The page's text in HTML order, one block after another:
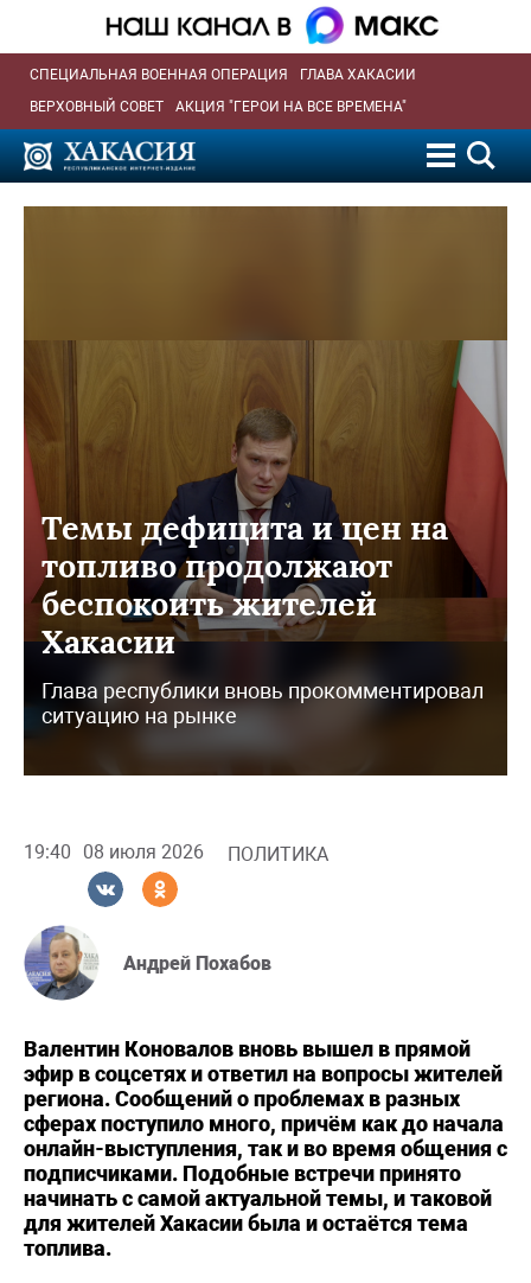
СПЕЦИАЛЬНАЯ ВОЕННАЯ ОПЕРАЦИЯ
ГЛАВА ХАКАСИИ
ВЕРХОВНЫЙ СОВЕТ
АКЦИЯ "ГЕРОИ НА ВСЕ ВРЕМЕНА"
Темы дефицита и цен на
топливо продолжают
беспокоить жителей
Хакасии
Глава республики вновь прокомментировал
ситуацию на рынке
19:40 08 июля 2026 ПОЛИТИКА
Андрей Похабов
Валентин Коновалов вновь вышел в прямой
эфир в соцсетях и ответил на вопросы жителей
региона. Сообщений о проблемах в разных
сферах поступило много, причём как до начала
онлайн-выступления, так и во время общения с
подписчиками. Подобные встречи принято
начинать с самой актуальной темы, и таковой
для жителей Хакасии была и остаётся тема
топлива.